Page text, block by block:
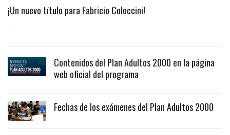
¡Un nuevo título para Fabricio Coloccini!
Contenidos del Plan Adultos 2000 en la página
web oficial del programa
Fechas de los exámenes del Plan Adultos 2000